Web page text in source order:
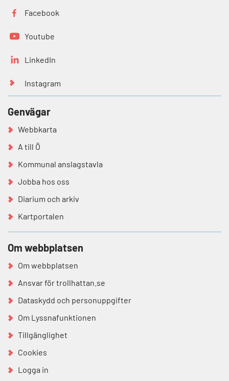
Facebook
Youtube
LinkedIn
Instagram
Genvägar
Webbkarta
A till Ö
Kommunal anslagstavla
Jobba hos oss
Diarium och arkiv
Kartportalen
Om webbplatsen
Om webbplatsen
Ansvar för trollhattan.se
Dataskydd och personuppgifter
Om Lyssnafunktionen
Tillgänglighet
Cookies
Logga in